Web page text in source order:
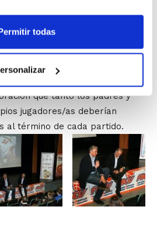
todas
compatibilizarse.
Vía Deportiva, se facilitó
un decálogo de actuación para
que tanto los padres y
jugadores/as deberían
al término de cada partido.